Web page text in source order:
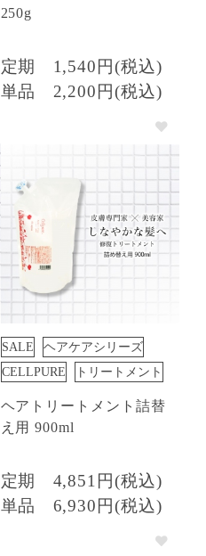
250g
定期
1,540円(税込)
単品
2,200円(税込)
SALE
ヘアケアシリーズ
CELLPURE
トリートメント
ヘアトリートメント詰替
え用 900ml
定期
4,851円(税込)
単品
6,930円(税込)